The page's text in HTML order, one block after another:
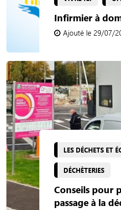
Infirmier à
Ajouté le 29/07/
LES DÉCHETS ET
DÉCHÈTERIES
Conseils pour
passage à la